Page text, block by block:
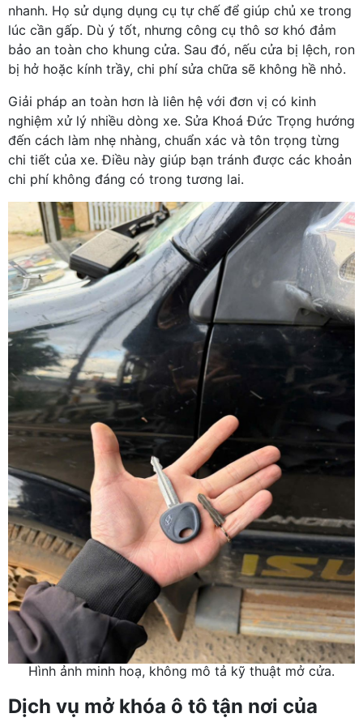
nhanh. Họ sử dụng dụng cụ tự chế để giúp chủ xe trong
lúc cần gấp. Dù ý tốt, nhưng công cụ thô sơ khó đảm
bảo an toàn cho khung cửa. Sau đó, nếu cửa bị lệch, ron
bị hở hoặc kính trầy, chi phí sửa chữa sẽ không hề nhỏ.
Giải pháp an toàn hơn là liên hệ với đơn vị có kinh
nghiệm xử lý nhiều dòng xe. Sửa Khoá Đức Trọng hướng
đến cách làm nhẹ nhàng, chuẩn xác và tôn trọng từng
chi tiết của xe. Điều này giúp bạn tránh được các khoản
chi phí không đáng có trong tương lai.
Hình ảnh minh hoạ, không mô tả kỹ thuật mở cửa.
Dịch vụ mở khóa ô tô tận nơi của